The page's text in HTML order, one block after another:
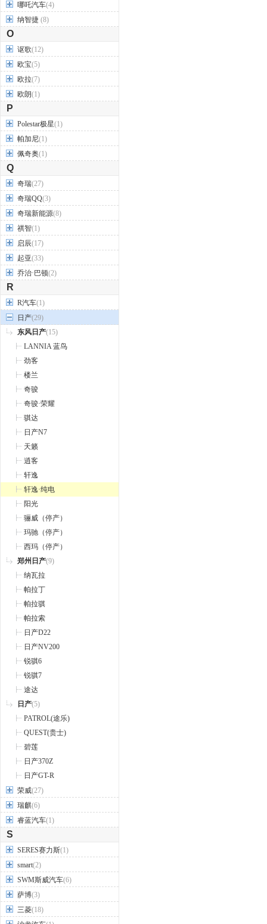
哪吒汽车(4)
纳智捷 (8)
O
讴歌(12)
欧宝(5)
欧拉(7)
欧朗(1)
P
Polestar极星(1)
帕加尼(1)
佩奇奥(1)
Q
奇瑞(27)
奇瑞QQ(3)
奇瑞新能源(8)
祺智(1)
启辰(17)
起亚(33)
乔治·巴顿(2)
R
R汽车(1)
日产(29)
东风日产(15)
LANNIA 蓝鸟
劲客
楼兰
奇骏
奇骏·荣耀
骐达
日产N7
天籁
逍客
轩逸
轩逸·纯电
阳光
骊威（停产）
玛驰（停产）
西玛（停产）
郑州日产(9)
纳瓦拉
帕拉丁
帕拉骐
帕拉索
日产D22
日产NV200
锐骐6
锐骐7
途达
日产(5)
PATROL(途乐)
QUEST(贵士)
碧莲
日产370Z
日产GT-R
荣威(27)
瑞麒(6)
睿蓝汽车(1)
S
SERES赛力斯(1)
smart(2)
SWM斯威汽车(6)
萨博(3)
三菱(18)